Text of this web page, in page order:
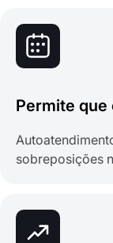
Permite que
sobreposições